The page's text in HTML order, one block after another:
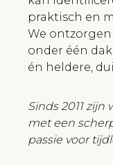
praktisch en
We
onder één
én heldere,
Sinds 2011 zijn
met een
passie voor